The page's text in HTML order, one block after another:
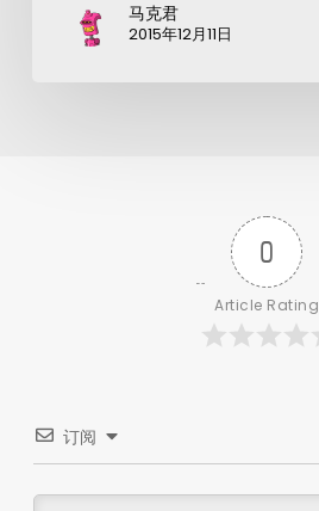
马克君
2015年12月11日
0
Article Rating
订阅